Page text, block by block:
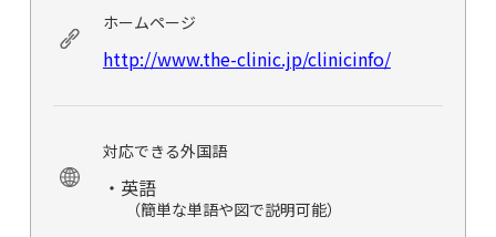
ホームページ
http://www.the-clinic.jp/clinicinfo/
対応できる外国語
・英語
（簡単な単語や図で説明可能）